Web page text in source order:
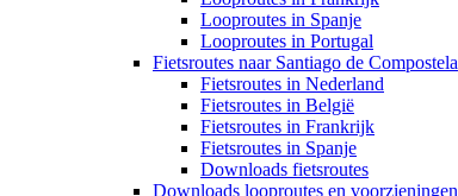
Looproutes in Spanje
Looproutes in Portugal
Fietsroutes naar Santiago de Compostela
Fietsroutes in Nederland
Fietsroutes in België
Fietsroutes in Frankrijk
Fietsroutes in Spanje
Downloads fietsroutes
Downloads looproutes en voorzieningen